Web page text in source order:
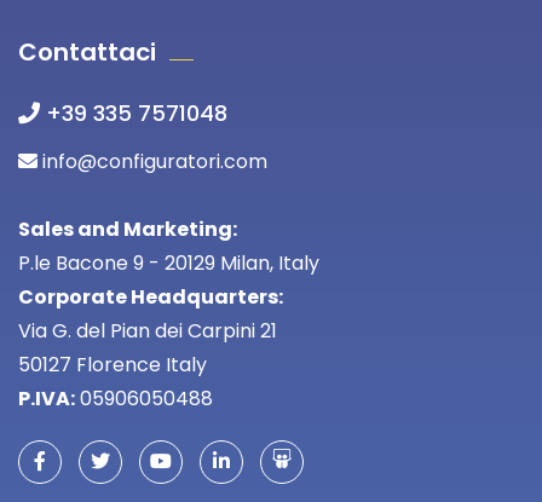
Contattaci
+39 335 7571048
info@configuratori.com
Sales and Marketing:
P.le Bacone 9 - 20129 Milan, Italy
Corporate Headquarters:
Via G. del Pian dei Carpini 21
50127 Florence Italy
P.IVA:05906050488